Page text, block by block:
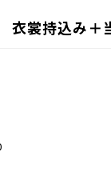
裳持込み＋